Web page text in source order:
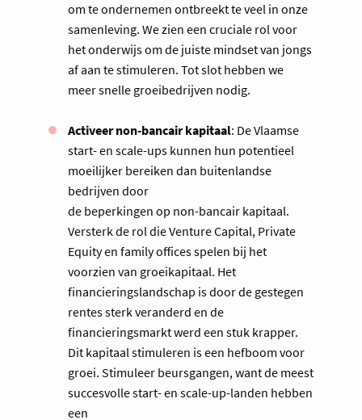
om te ondernemen ontbreekt te veel in onze
samenleving. We zien een cruciale rol voor
het onderwijs om de juiste mindset van jongs
af aan te stimuleren. Tot slot hebben we
meer snelle groeibedrijven nodig.
Activeer non-bancair kapitaal: De Vlaamse
start- en scale-ups kunnen hun potentieel
moeilijker bereiken dan buitenlandse
bedrijven door
de beperkingen op non-bancair kapitaal.
Versterk de rol die Venture Capital, Private
Equity en family offices spelen bij het
voorzien van groeikapitaal. Het
financieringslandschap is door de gestegen
rentes sterk veranderd en de
financieringsmarkt werd een stuk krapper.
Dit kapitaal stimuleren is een hefboom voor
groei. Stimuleer beursgangen, want de meest
succesvolle start- en scale-up-landen hebben
een